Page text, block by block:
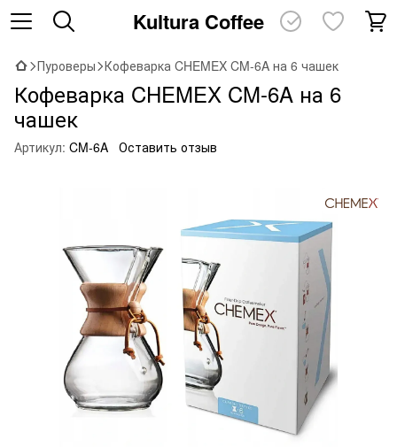
Kultura Coffee
Пуроверы Кофеварка CHEMEX CM-6A на 6 чашек
Кофеварка CHEMEX CM-6A на 6
чашек
Артикул: CM-6A Оставить отзыв